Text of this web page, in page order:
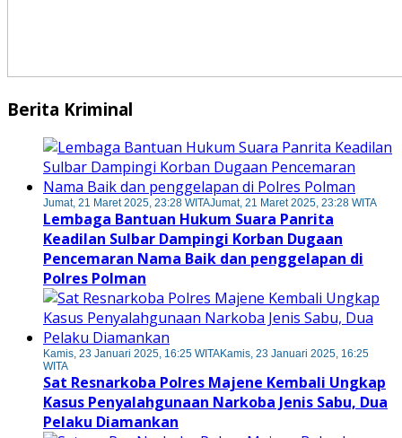
Berita Kriminal
Jumat, 21 Maret 2025, 23:28 WITAJumat, 21 Maret 2025, 23:28 WITA
Lembaga Bantuan Hukum Suara Panrita
Keadilan Sulbar Dampingi Korban Dugaan
Pencemaran Nama Baik dan penggelapan di
Polres Polman
Kamis, 23 Januari 2025, 16:25 WITAKamis, 23 Januari 2025, 16:25
WITA
Sat Resnarkoba Polres Majene Kembali Ungkap
Kasus Penyalahgunaan Narkoba Jenis Sabu, Dua
Pelaku Diamankan